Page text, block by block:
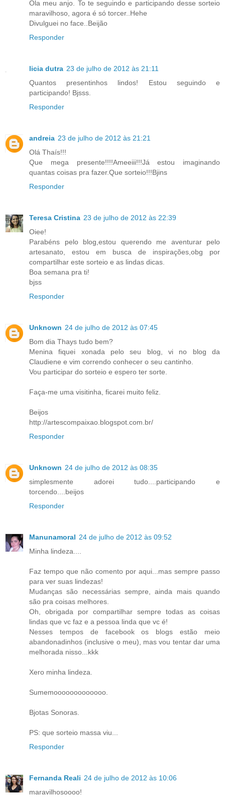
Ola meu anjo. To te seguindo e participando desse sorteio
maravilhoso, agora é só torcer..Hehe
Divulguei no face..Beijão
Responder
licia dutra 23 de julho de 2012 às 21:11
Quantos presentinhos lindos! Estou seguindo e
participando! Bjsss.
Responder
andreia 23 de julho de 2012 às 21:21
Olá Thaís!!!
Que mega presente!!!!Ameeiii!!!Já estou imaginando
quantas coisas pra fazer.Que sorteio!!!Bjins
Responder
Teresa Cristina 23 de julho de 2012 às 22:39
Oiee!
Parabéns pelo blog,estou querendo me aventurar pelo
artesanato, estou em busca de inspirações,obg por
compartilhar este sorteio e as lindas dicas.
Boa semana pra ti!
bjss
Responder
Unknown 24 de julho de 2012 às 07:45
Bom dia Thays tudo bem?
Menina fiquei xonada pelo seu blog, vi no blog da
Claudiene e vim correndo conhecer o seu cantinho.
Vou participar do sorteio e espero ter sorte.
Faça-me uma visitinha, ficarei muito feliz.
Beijos
http://artescompaixao.blogspot.com.br/
Responder
Unknown 24 de julho de 2012 às 08:35
simplesmente adorei tudo....participando e
torcendo....beijos
Responder
Manunamoral 24 de julho de 2012 às 09:52
Minha lindeza....
Faz tempo que não comento por aqui...mas sempre passo
para ver suas lindezas!
Mudanças são necessárias sempre, ainda mais quando
são pra coisas melhores.
Oh, obrigada por compartilhar sempre todas as coisas
lindas que vc faz e a pessoa linda que vc é!
Nesses tempos de facebook os blogs estão meio
abandonadinhos (inclusive o meu), mas vou tentar dar uma
melhorada nisso...kkk
Xero minha lindeza.
Sumemooooooooooooo.
Bjotas Sonoras.
PS: que sorteio massa viu...
Responder
Fernanda Reali 24 de julho de 2012 às 10:06
maravilhosoooo!